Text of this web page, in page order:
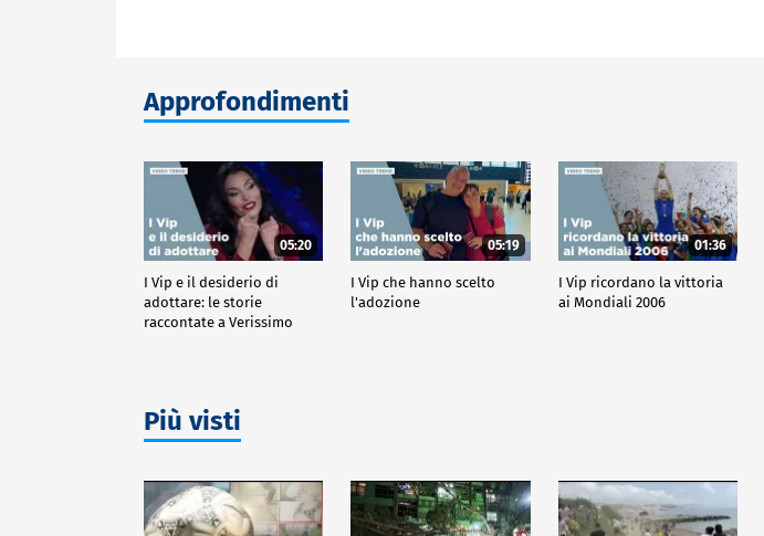
Approfondimenti
05:20
I Vip e il desiderio di
adottare: le storie
raccontate a Verissimo
05:19
I Vip che hanno scelto
l'adozione
01:36
I Vip ricordano la vittoria
ai Mondiali 2006
Più visti